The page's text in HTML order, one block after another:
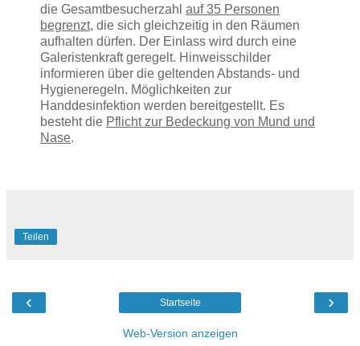
die Gesamtbesucherzahl auf 35 Personen
begrenzt, die sich gleichzeitig in den Räumen
aufhalten dürfen. Der Einlass wird durch eine
Galeristenkraft geregelt. Hinweisschilder
informieren über die geltenden Abstands- und
Hygieneregeln. Möglichkeiten zur
Handdesinfektion werden bereitgestellt. Es
besteht die Pflicht zur Bedeckung von Mund und
Nase.
Teilen
‹ ›
Startseite
Web-Version anzeigen